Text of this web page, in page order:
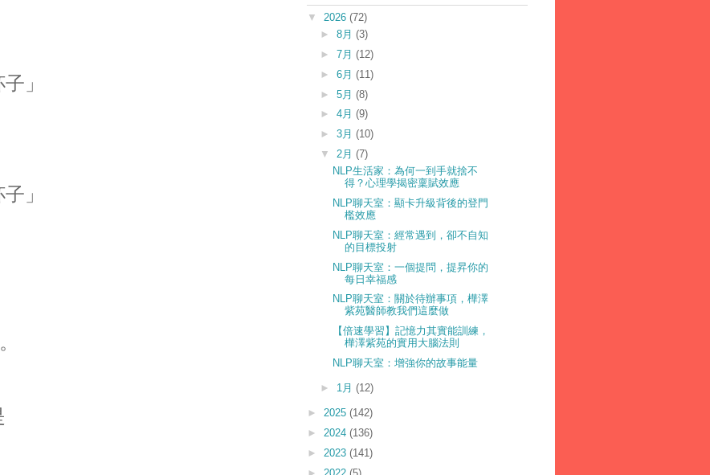
」
」
▼ 2026 (72)
► 8月 (3)
► 7月 (12)
► 6月 (11)
► 5月 (8)
► 4月 (9)
► 3月 (10)
▼ 2月 (7)
NLP生活家：為何一到手就捨不
得？心理學揭密稟賦效應
NLP聊天室：顯卡升級背後的登門
檻效應
NLP聊天室：經常遇到，卻不自知
的目標投射
NLP聊天室：一個提問，提昇你的
每日幸福感
NLP聊天室：關於待辦事項，樺澤
紫苑醫師教我們這麼做
【倍速學習】記憶力其實能訓練，
樺澤紫苑的實用大腦法則
NLP聊天室：增強你的故事能量
► 1月 (12)
► 2025 (142)
► 2024 (136)
► 2023 (141)